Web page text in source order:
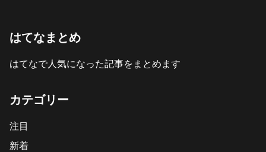
はてなまとめ
はてなで人気になった記事をまとめます
カテゴリー
注目
新着